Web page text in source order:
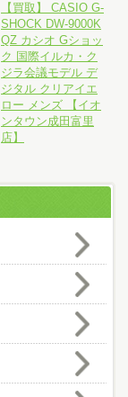
【買取】 CASIO G-
SHOCK DW-9000K
QZ カシオ Gショッ
ク 国際イルカ・ク
ジラ会議モデル デ
ジタル クリアイエ
ロー メンズ 【イオ
ンタウン成田富里
店】